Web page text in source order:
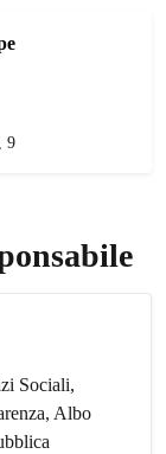
9
Sociali,
Albo